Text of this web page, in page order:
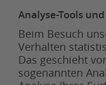
Analyse-Tools
Beim Besuch
Verhalten
Das geschieht
sogenannten